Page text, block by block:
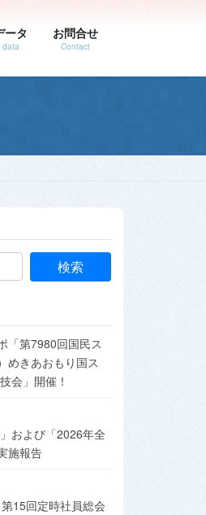
ータ
data
お問合せ
Contact
「第7980回国民ス
めきあおもり国ス
会」開催！
および「2026年全
施報告
15回定時社員総会